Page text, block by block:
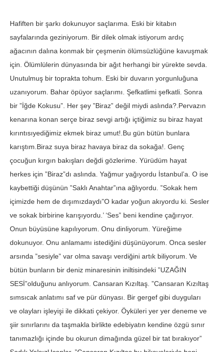
Hafiften bir şarkı dokunuyor saçlarıma. Eski bir kitabın
sayfalarında geziniyorum. Bir dilek olmak istiyorum ardıç
ağacının dalına konmak bir çeşmenin ölümsüzlüğüne kavuşmak
için. Ölümlülerin dünyasında bir ağıt herhangi bir yürekte sevda.
Unutulmuş bir toprakta tohum. Eski bir duvarın yorgunluğuna
uzanıyorum. Bahar öpüyor saçlarımı. Şefkatlimi şefkatli. Sonra
bir ”İğde Kokusu”. Her şey ”Biraz” değil miydi aslında?.Pervazın
kenarına konan serçe biraz sevgi artığı içtiğimiz su biraz hayat
kırıntısıyediğimiz ekmek biraz umut!.Bu gün bütün bunlara
karıştım.Biraz suya biraz havaya biraz da sokağa!. Genç
çocuğun kırgın bakışları değdi gözlerime. Yürüdüm hayat
herkes için ”Biraz”dı aslında. Yağmur yağıyordu İstanbul’a. O ise
kaybettiği düşünün ”Saklı Anahtar”ına ağlıyordu. ”Sokak hem
içimizde hem de dışımızdaydı”O kadar yoğun akıyordu ki. Sesler
ve sokak birbirine karışıyordu.’ ‘Ses” beni kendine çağırıyor.
Onun büyüsüne kapılıyorum. Onu dinliyorum. Yüreğime
dokunuyor. Onu anlamamı istediğini düşünüyorum. Onca sesler
arsında ”sesiyle” var olma savaşı verdiğini artık biliyorum. Ve
bütün bunların bir deniz minaresinin iniltisindeki ”UZAĞIN
SESİ”olduğunu anlıyorum. Cansaran Kızıltaş. ”Cansaran Kızıltaş
sımsıcak anlatımı saf ve pür dünyası. Bir gergef gibi duyguları
ve olayları işleyişi ile dikkati çekiyor. Öyküleri yer yer deneme ve
şiir sınırlarını da taşmakla birlikte edebiyatın kendine özgü sınır
tanımazlığı içinde bu okurun dimağında güzel bir tat bırakıyor”